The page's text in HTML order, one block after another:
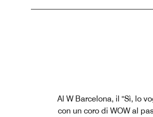
Al W Barcelona, il "Sì, lo
con un coro di WOW al